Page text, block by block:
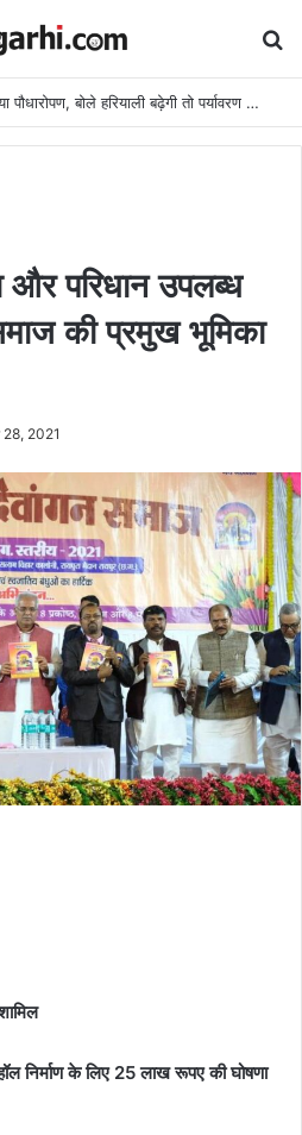
उप मुख्यमंत्री अरुण साव ने किया पौधारोपण, बोले हरियाली बढ़ेगी तो पर्यावरण भी स्वस्थ और सुंदर बनेगा
और परिधान उपलब्ध
की प्रमुख भूमिका
2021
निर्माण के लिए 25 लाख रूपए की घोषणा